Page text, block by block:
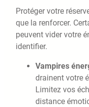
Protéger votre
que la renforcer.
peuvent vider votre
identifier.
Vampires
drainent votre
Limitez vos
distance